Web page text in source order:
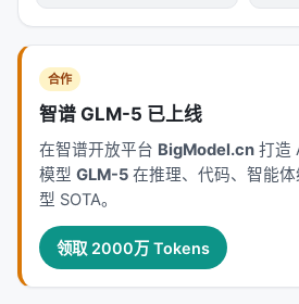
既然问题的根源是"同一个人既是
但这还不够。论文提出的EDV框
Verify）走得更远。它不仅分开角
整的协作机制，把经验学习从"一
成"一群人共同讨论"。
让我们用一个比喻来理解这个框
队要做一项研究：
Execute（执行）：派几个不
合作
智谱 GLM-5 已上线
在智谱开放平台 BigModel.cn 打造
模型 GLM-5 在推理、代码、智能
型 SOTA。
领取 2000万 Tokens